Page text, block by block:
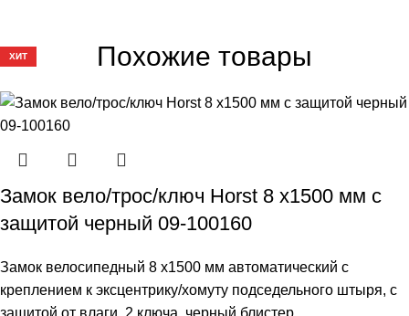
Похожие товары
Замок вело/трос/ключ Horst 8 x1500 мм с
защитой черный 09-100160
Замок велосипедный 8 х1500 мм автоматический с
креплением к эксцентрику/хомуту подседельного штыря, с
ХИТ